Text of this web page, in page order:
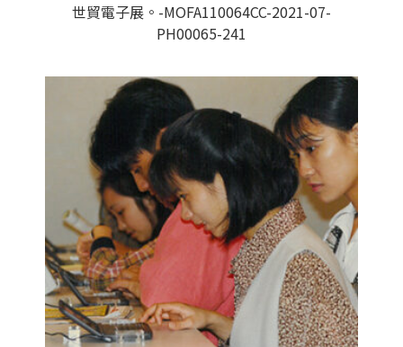
世貿電子展。-MOFA110064CC-2021-07-
PH00065-241